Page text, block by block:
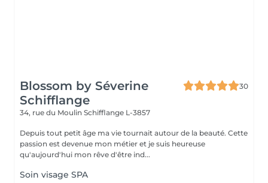
Blossom by Séverine
Schifflange
30
34, rue du Moulin Schifflange L-3857
Depuis tout petit âge ma vie tournait autour de la beauté. Cette
passion est devenue mon métier et je suis heureuse
qu'aujourd'hui mon rêve d'être ind...
Soin visage SPA